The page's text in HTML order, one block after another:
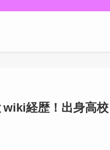
経歴！出身高